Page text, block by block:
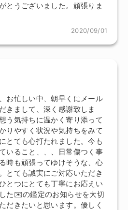
とうございました。頑張りま
2020/09/01
お忙しい中、朝早くにメール
きまして、深く感謝致しま
う気持ちに温かく寄り添って
りやすく状況や気持ちをみて
とても心打たれました。今も
いること、、、日常傷つく事
時も頑張ってゆけそうな、心
とても誠実にご対応いただき
とつにとても丁寧にお応えい
た✉️の鑑定のお知らせを大切
だきたいと思います。優しく